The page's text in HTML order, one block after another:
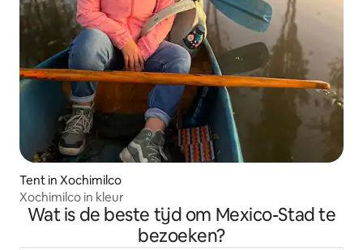
Tent in Xochimilco
Xochimilco in kleur
Wat is de beste tijd om Mexico-Stad te
bezoeken?